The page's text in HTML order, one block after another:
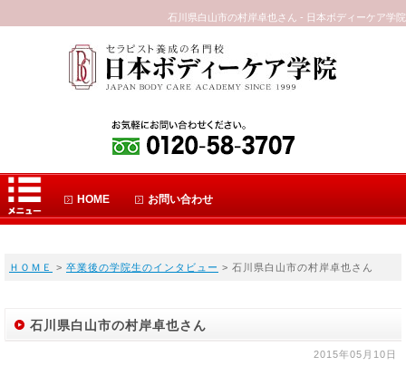
石川県白山市の村岸卓也さん - 日本ボディーケア学院
HOME お問い合わせ
ＨＯＭＥ > 卒業後の学院生のインタビュー > 石川県白山市の村岸卓也さん
石川県白山市の村岸卓也さん
2015年05月10日